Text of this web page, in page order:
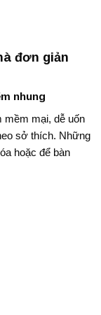
đơn giản
nhung
mềm mại, dễ uốn
sở thích. Những
hoặc để bàn